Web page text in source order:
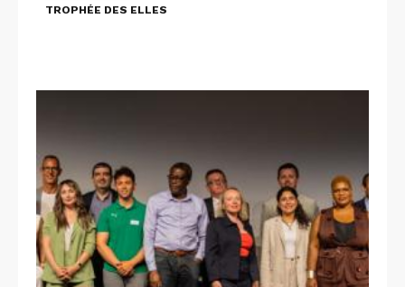
TROPHÉE DES ELLES